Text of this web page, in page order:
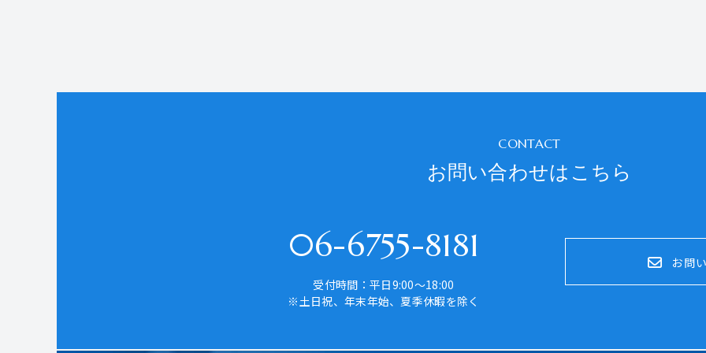
CONTACT
お問い合わせはこちら
06-6755-8181
受付時間：平日9:00～18:00
※土日祝、年末年始、夏季休暇を除く
お問